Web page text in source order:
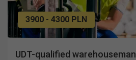
3900 - 4300 PLN
UDT-qualified warehouseman